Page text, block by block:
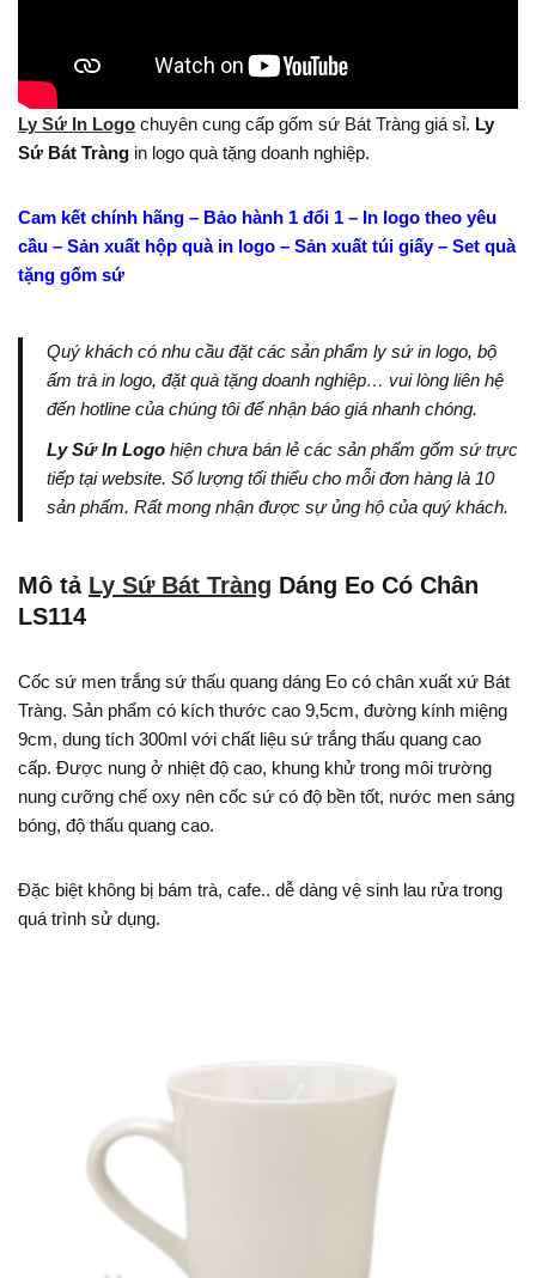
Ly Sứ In Logo chuyên cung cấp gốm sứ Bát Tràng giá sỉ. Ly
Sứ Bát Tràng in logo quà tặng doanh nghiệp.
Cam kết chính hãng – Bảo hành 1 đổi 1 – In logo theo yêu
cầu – Sản xuất hộp quà in logo – Sản xuất túi giấy – Set quà
tặng gốm sứ
Quý khách có nhu cầu đặt các sản phẩm ly sứ in logo, bộ
ấm trà in logo, đặt quà tặng doanh nghiệp… vui lòng liên hệ
đến hotline của chúng tôi để nhận báo giá nhanh chóng.
Ly Sứ In Logo hiện chưa bán lẻ các sản phẩm gốm sứ trực
tiếp tại website. Số lượng tối thiểu cho mỗi đơn hàng là 10
sản phẩm. Rất mong nhận được sự ủng hộ của quý khách.
Mô tả Ly Sứ Bát Tràng Dáng Eo Có Chân
LS114
Cốc sứ men trắng sứ thấu quang dáng Eo có chân xuất xứ Bát
Tràng. Sản phẩm có kích thước cao 9,5cm, đường kính miệng
9cm, dung tích 300ml với chất liệu sứ trắng thấu quang cao
cấp. Được nung ở nhiệt độ cao, khung khử trong môi trường
nung cưỡng chế oxy nên cốc sứ có độ bền tốt, nước men sáng
bóng, độ thấu quang cao.
Đặc biệt không bị bám trà, cafe.. dễ dàng vệ sinh lau rửa trong
quá trình sử dụng.